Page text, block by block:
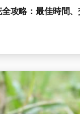
攻略：最佳時間